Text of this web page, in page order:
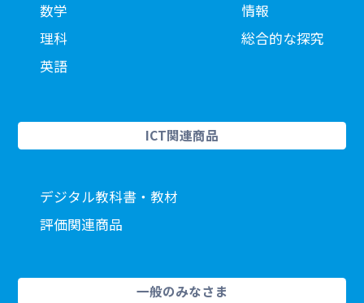
数学
理科
英語
情報
総合的な探究
ICT関連商品
デジタル教科書・教材
評価関連商品
一般のみなさま